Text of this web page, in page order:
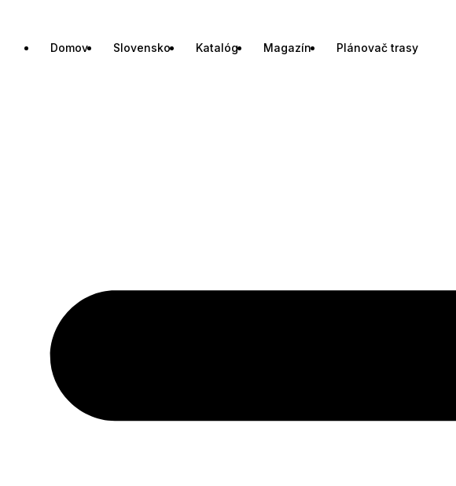
Domov Slovensko Katalóg Magazín Plánovač trasy